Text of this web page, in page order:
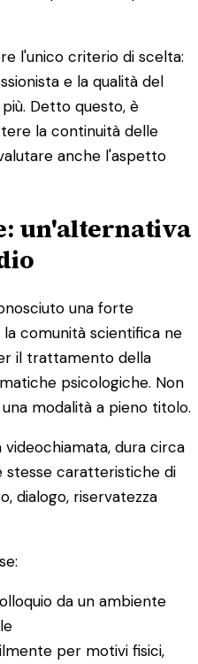
l'unico criterio di scelta:
e la qualità del
Detto questo, è
la continuità delle
anche l'aspetto
un'alternativa
una forte
comunità scientifica ne
il trattamento della
psicologiche. Non
modalità a pieno titolo.
videochiamata, dura circa
caratteristiche di
dialogo, riservatezza
da un ambiente
per motivi fisici,